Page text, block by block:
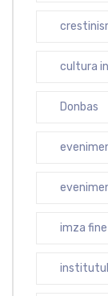
cultura
Donbas
imza
institutul